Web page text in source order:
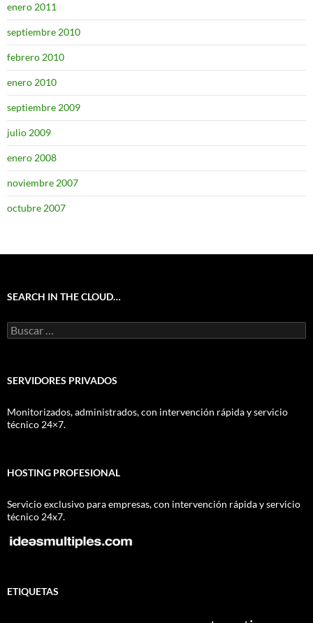
enero 2011
septiembre 2010
febrero 2010
enero 2010
septiembre 2009
julio 2009
enero 2008
noviembre 2007
octubre 2007
SEARCH IN THE CLOUD…
Buscar:
SERVIDORES PRIVADOS
Monitorizados, administrados, con intervención rápida y servicio
técnico 24×7.
HOSTING PROFESIONAL
Servicio exclusivo para empresas, con intervención rápida y servicio
técnico 24x7.
ETIQUETAS